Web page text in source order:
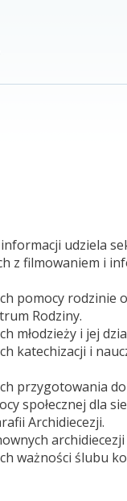
udziela
z filmowaniem i
pomocy rodzinie
Rodziny.
młodzieży i jej
katechizacji i
przygotowania
społecznej dla
Archidiecezji.
ważności ślubu